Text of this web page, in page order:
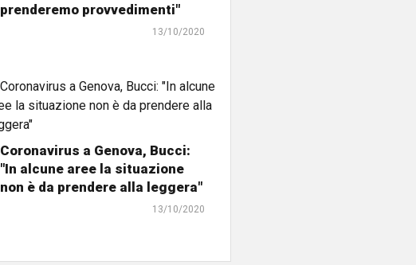
prenderemo provvedimenti"
13/10/2020
Coronavirus a Genova, Bucci:
"In alcune aree la situazione
non è da prendere alla leggera"
13/10/2020